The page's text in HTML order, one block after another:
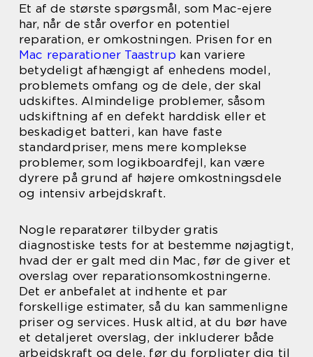
Et af de største spørgsmål, som Mac-ejere
har, når de står overfor en potentiel
reparation, er omkostningen. Prisen for en
Mac reparationer Taastrup kan variere
betydeligt afhængigt af enhedens model,
problemets omfang og de dele, der skal
udskiftes. Almindelige problemer, såsom
udskiftning af en defekt harddisk eller et
beskadiget batteri, kan have faste
standardpriser, mens mere komplekse
problemer, som logikboardfejl, kan være
dyrere på grund af højere omkostningsdele
og intensiv arbejdskraft.
Nogle reparatører tilbyder gratis
diagnostiske tests for at bestemme nøjagtigt,
hvad der er galt med din Mac, før de giver et
overslag over reparationsomkostningerne.
Det er anbefalet at indhente et par
forskellige estimater, så du kan sammenligne
priser og services. Husk altid, at du bør have
et detaljeret overslag, der inkluderer både
arbejdskraft og dele, før du forpligter dig til